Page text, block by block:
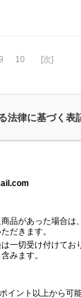
10 [次]
法律に基づく表
品があった場合は
だきます。
一切受け付けて
みます。
イント以上から可